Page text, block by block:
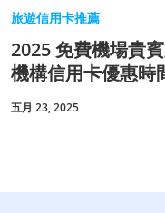
旅遊信用卡推薦
2025 免費機場貴
機構信用卡優惠時
五月 23, 2025